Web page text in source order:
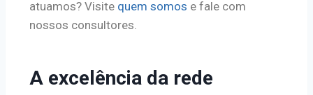
atuamos? Visite quem somos e fale com
nossos consultores.
A excelência da rede